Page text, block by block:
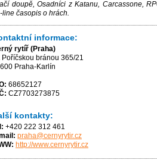
doupě, Osadníci z Katanu, Carcassone,
line časopis o hrách.
informace:
rytíř (Praha)
Poříčskou bránou 365/21
Praha-Karlín
68652127
CZ7703273875
kontakty:
+420 222 312 461
praha@cernyrytir.cz
http://www.cernyrytir.cz